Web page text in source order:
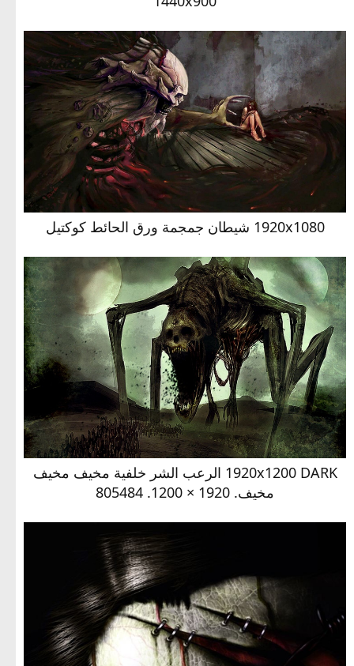
1920x1080 شيطان جمجمة ورق الحائط كوكتيل
1920x1200 DARK الرعب الشر خلفية مخيف مخيف
مخيف. 1920 × 1200. 805484